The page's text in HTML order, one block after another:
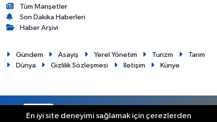
Tüm Manşetler
Son Dakika Haberleri
Haber Arşivi
Gündem Asayiş Yerel Yönetim Turizm
Tarım
Dünya
Gizlilik Sözleşmesi İletişim Künye
RSS Copyright © 2012. Her hakkı saklıdır.
En iyi site deneyimi sağlamak için çerezlerden